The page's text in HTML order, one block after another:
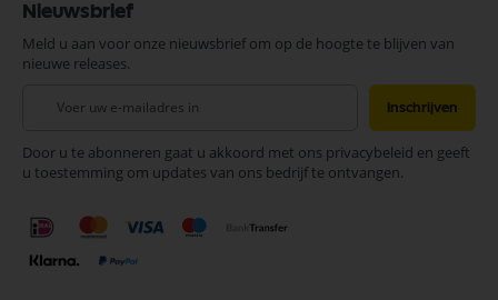
Nieuwsbrief
Meld u aan voor onze nieuwsbrief om op de hoogte te blijven van
nieuwe releases.
onze
nieuwsbrief
Inschrijven
Door u te abonneren gaat u akkoord met ons privacybeleid en geeft
u toestemming om updates van ons bedrijf te ontvangen.